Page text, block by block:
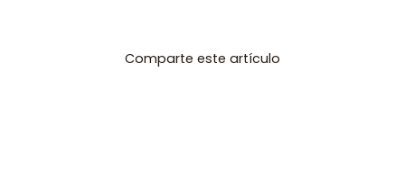
Comparte este artículo